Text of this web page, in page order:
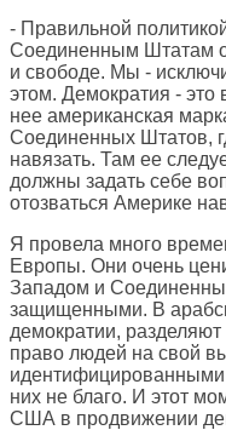
- Правильной
Соединенным Штатам
и свободе. Мы -
этом. Демократия - это
нее американская
Соединенных Штатов,
навязать. Там ее
должны задать себе
отозваться Америке
Я провела много
Европы. Они очень
Западом и
защищенными. В
демократии,
право людей на свой
них не благо. И этот
США в продвижении